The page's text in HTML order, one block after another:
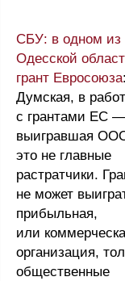
СБУ: в одном из
Одесской
грант Евросоюза
Думская, в
с грантами ЕС —
выигравшая
это не главные
растратчики.
не может
прибыльная,
или
организация,
общественные